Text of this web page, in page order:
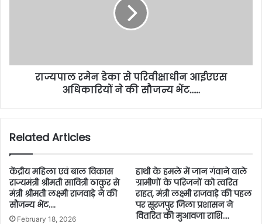
राज्यपाल रमेन डेका से परिवीक्षाधीन आईएएस
अधिकारियों ने की सौजन्य भेंट……
Related Articles
केंद्रीय महिला एवं बाल विकास
राज्यमंत्री श्रीमती सावित्री ठाकुर से
मंत्री श्रीमती लक्ष्मी राजवाड़े ने की
सौजन्य भेंट….
February 18, 2026
हाथी के हमले में जान गंवाने वाले
ग्रामीणों के परिजनों को त्वरित
राहत, मंत्री लक्ष्मी राजवाड़े की पहल
पर सूरजपुर जिला प्रशासन ने
वितरित की मुआवजा राशि….